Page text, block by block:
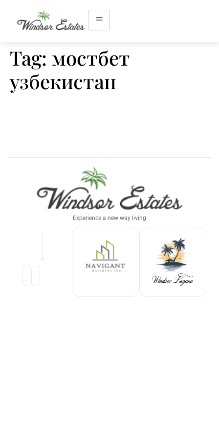
Tag: мостбет
узбекистан
Experience a new way living